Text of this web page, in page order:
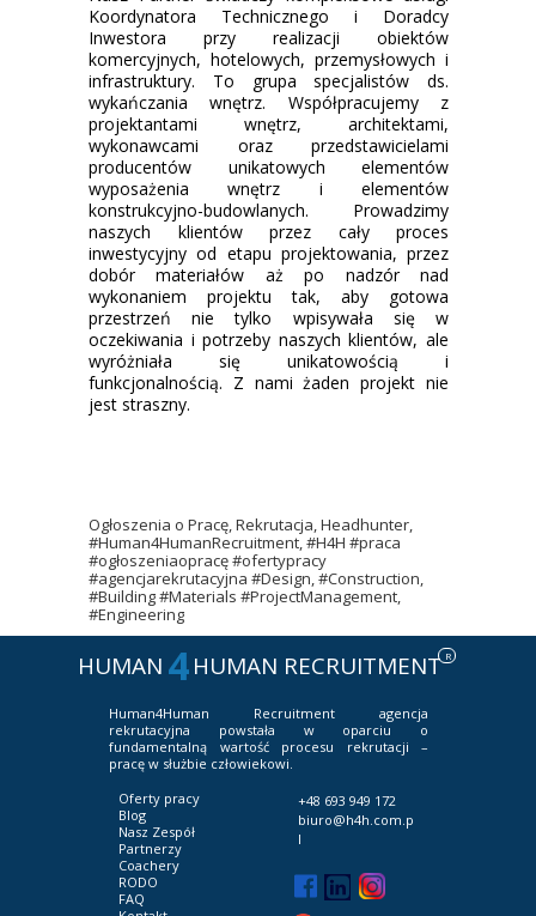
R
HUMAN RECRUITMENT
4
Human4Human Recruitment agencja
rekrutacyjna powstała w oparciu o
fundamentalną wartość procesu rekrutacji –
pracę w służbie człowiekowi.
HUMAN
Oferty pracy
Blog
Nasz Zespół
Partnerzy
Coachery
RODO
FAQ
+48 693 949 172
biuro@h4h.com.p
l
Koordynatora Technicznego i Doradcy
Inwestora przy realizacji obiektów
komercyjnych, hotelowych, przemysłowych i
infrastruktury. To grupa specjalistów ds.
wykańczania wnętrz. Współpracujemy z
projektantami wnętrz, architektami,
wykonawcami oraz przedstawicielami
producentów unikatowych elementów
wyposażenia wnętrz i elementów
konstrukcyjno-budowlanych. Prowadzimy
naszych klientów przez cały proces
inwestycyjny od etapu projektowania, przez
dobór materiałów aż po nadzór nad
wykonaniem projektu tak, aby gotowa
przestrzeń nie tylko wpisywała się w
oczekiwania i potrzeby naszych klientów, ale
wyróżniała się unikatowością i
funkcjonalnością. Z nami żaden projekt nie
jest straszny.
Ogłoszenia o Pracę, Rekrutacja, Headhunter,
#Human4HumanRecruitment, #H4H #praca
#ogłoszeniaopracę #ofertypracy
#agencjarekrutacyjna #Design, #Construction,
#Building #Materials #ProjectManagement,
#Engineering